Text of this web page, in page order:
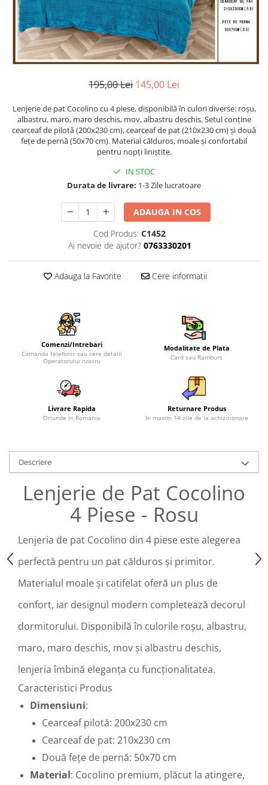
Cearceaf Normal
Lenjerii Pat Imprimeu 5D cu Elastic
Cearceaf cu Elastic pat 1 Persoana
Cearceaf cu Elastic pat 2 Persoane
Lenjerii Pat Inimi Brodate
Lenjerii Pat, Bumbac-Finet
Lenjerii Pat, Bumbac-Finet
Premium, 2 Persoane
Cearceaf cu Elastic
195,00 Lei 145,00 Lei
Lenjerie de pat Cocolino cu 4 piese, disponibilă în culori diverse: roșu,
albastru, maro, maro deschis, mov, albastru deschis. Setul conține
cearceaf de pilotă (200x230 cm), cearceaf de pat (210x230 cm) și două
fețe de pernă (50x70 cm). Material călduros, moale și confortabil
pentru nopți liniștite.
IN STOC
Durata de livrare: 1-3 Zile lucratoare
ADAUGA IN COS
Cod Produs: C1452
Ai nevoie de ajutor? 0763330201
Adauga la Favorite Cere informatii
Comenzi/Intrebari
Comanda telefonic sau cere detalii
Operatorului nostru
Modalitate de Plata
Card sau Ramburs
Livrare Rapida
Oriunde in Romania
Returnare Produs
In maxim 14 zile de la achizitionare
Descriere
Lenjerie de Pat Cocolino
4 Piese - Rosu
Lenjeria de pat Cocolino din 4 piese este alegerea
perfectă pentru un pat călduros și primitor.
Materialul moale și catifelat oferă un plus de
confort, iar designul modern completează decorul
dormitorului. Disponibilă în culorile roșu, albastru,
maro, maro deschis, mov și albastru deschis,
lenjeria îmbină eleganța cu funcționalitatea.
Caracteristici Produs
Dimensiuni:
Cearceaf pilotă: 200x230 cm
Cearceaf de pat: 210x230 cm
Două fețe de pernă: 50x70 cm
Material: Cocolino premium, plăcut la atingere,